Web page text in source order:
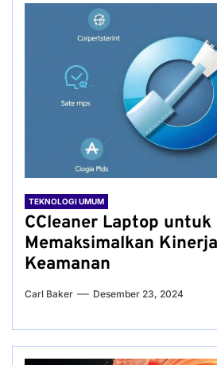
TEKNOLOGI UMUM
CCleaner Laptop untuk
Memaksimalkan
Keamanan
Carl Baker Desember 23, 2024